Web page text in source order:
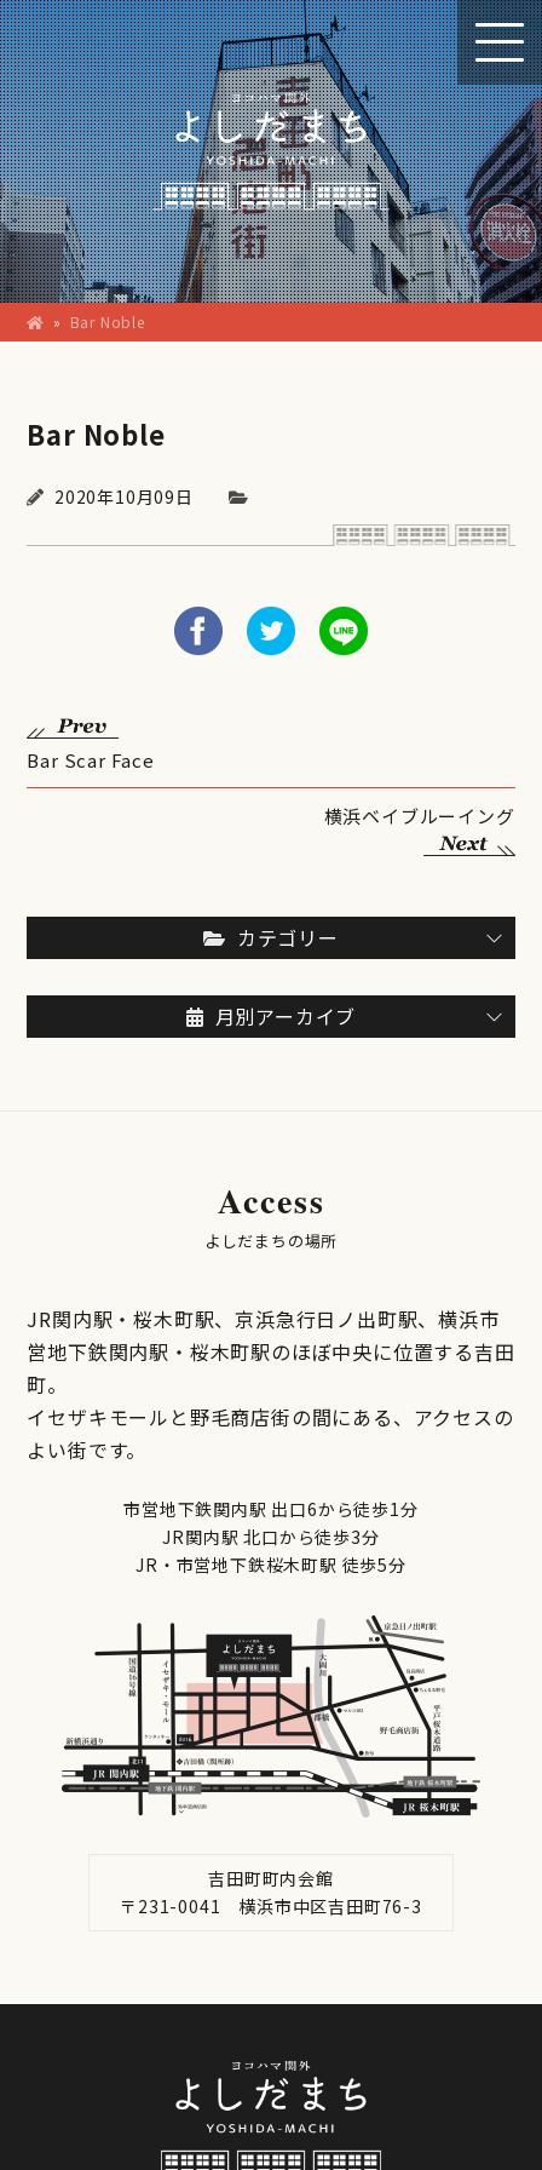
» Bar Noble
Bar Noble
2020年10月09日
Bar Scar Face
横浜ベイブルーイング
カテゴリー
月別アーカイブ
Access
よしだまちの場所
JR関内駅・桜木町駅、京浜急行日ノ出町駅、横浜市
営地下鉄関内駅・桜木町駅のほぼ中央に位置する吉田
町。
イセザキモールと野毛商店街の間にある、アクセスの
よい街です。
市営地下鉄関内駅 出口6から徒歩1分
JR関内駅 北口から徒歩3分
JR・市営地下鉄桜木町駅 徒歩5分
吉田町町内会館
〒231-0041 横浜市中区吉田町76-3